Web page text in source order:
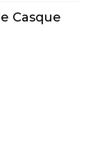
Casque